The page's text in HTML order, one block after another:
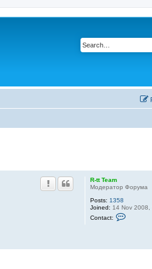
R-tt Team
Модератор Форума
Posts: 1358
Joined: 14 Nov 2008,
Contact:
c